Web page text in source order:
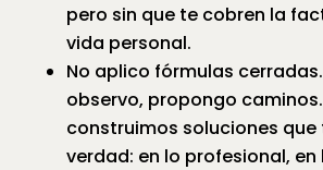
pero sin que te cobren la
vida personal.
No aplico fórmulas
observo, propongo
construimos soluciones que
verdad: en lo profesional, en